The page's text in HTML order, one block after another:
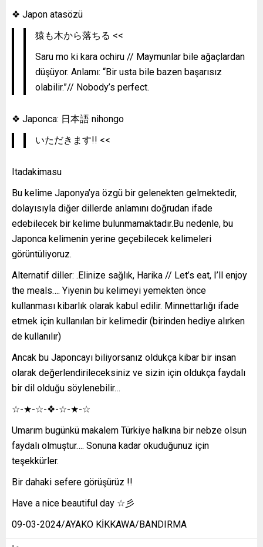
❖ Japon atasözü
猿も木から落ちる <<
Saru mo ki kara ochiru // Maymunlar bile ağaçlardan
düşüyor. Anlamı: “Bir usta bile bazen başarısız
olabilir.”// Nobody’s perfect.
❖ Japonca: 日本語 nihongo
いただきます!! <<
Itadakimasu
Bu kelime Japonya’ya özgü bir gelenekten gelmektedir,
dolayısıyla diğer dillerde anlamını doğrudan ifade
edebilecek bir kelime bulunmamaktadır.Bu nedenle, bu
Japonca kelimenin yerine geçebilecek kelimeleri
görüntüliyoruz.
Alternatif diller: .Elinize sağlık, Harika // Let’s eat, I’ll enjoy
the meals…. Yiyenin bu kelimeyi yemekten önce
kullanması kibarlık olarak kabul edilir. Minnettarlığı ifade
etmek için kullanılan bir kelimedir (birinden hediye alırken
de kullanılır)
Ancak bu Japoncayı biliyorsanız oldukça kibar bir insan
olarak değerlendirileceksiniz ve sizin için oldukça faydalı
bir dil olduğu söylenebilir…
☆-★-☆-❖-☆-★-☆
Umarım bugünkü makalem Türkiye halkına bir nebze olsun
faydalı olmuştur…. Sonuna kadar okuduğunuz için
teşekkürler.
Bir dahaki sefere görüşürüz !!
Have a nice beautiful day ☆彡
09-03-2024/AYAKO KİKKAWA/BANDIRMA